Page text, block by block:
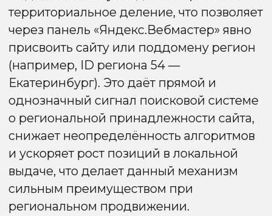
проекта, бюджета и приоритетной
поисковой системы.
Метод 1.По РФ на одном
домене
В этом методе используется один URL
для всей страны, а данные о городе,
контактах и условиях подставляются
динамически — без создания отдельных
статических страниц для каждой
локации